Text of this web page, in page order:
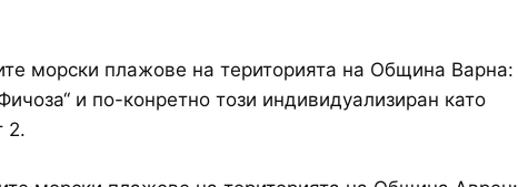
морски плажове на територията на Община Варна:
и по-конретно този индивидуализиран като
2.